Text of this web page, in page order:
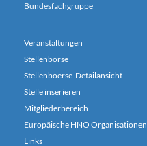
Bundesfachgruppe
Veranstaltungen
Stellenbörse
Stellenboerse-Detailansicht
Stelle inserieren
Mitgliederbereich
Europäische HNO Organisationen
Links